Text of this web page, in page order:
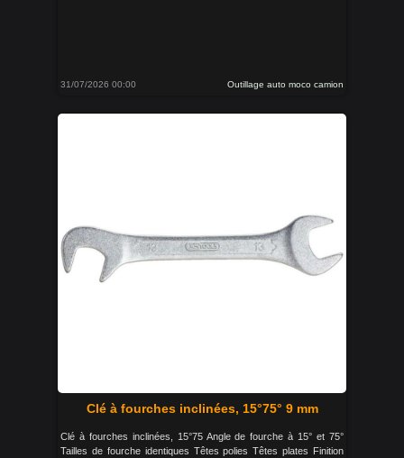
31/07/2026 00:00 Outillage auto moco camion
Clé à fourches inclinées, 15°75° 9 mm
Clé à fourches inclinées, 15°75 Angle de fourche à 15° et 75°
Tailles de fourche identiques Têtes polies Têtes plates Finition